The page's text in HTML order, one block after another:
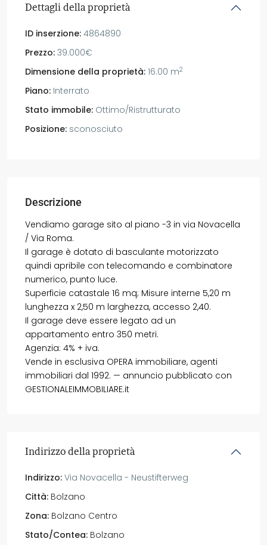
Dettagli della proprietà
ID inserzione: 4864890
Prezzo: 39.000€
Dimensione della proprietà: 16.00 m2
Piano: Interrato
Stato immobile: Ottimo/Ristrutturato
Posizione: sconosciuto
Descrizione
Vendiamo garage sito al piano -3 in via Novacella
/ Via Roma.
Il garage è dotato di basculante motorizzato
quindi apribile con telecomando e combinatore
numerico, punto luce.
Superficie catastale 16 mq; Misure interne 5,20 m
lunghezza x 2,50 m larghezza, accesso 2,40.
Il garage deve essere legato ad un
appartamento entro 350 metri.
Agenzia: 4% + iva.
Vende in esclusiva OPERA immobiliare, agenti
immobiliari dal 1992. — annuncio pubblicato con
GESTIONALEIMMOBILIARE.it
Indirizzo della proprietà
Indirizzo: Via Novacella - Neustifterweg
Città: Bolzano
Zona: Bolzano Centro
Stato/Contea: Bolzano